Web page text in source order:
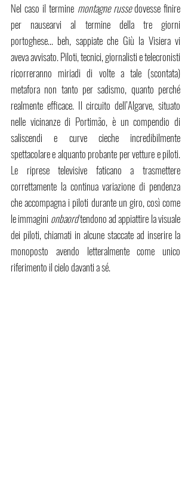
Nel caso il termine montagne russe dovesse finire
per nausearvi al termine della tre giorni
portoghese… beh, sappiate che Giù la Visiera vi
aveva avvisato. Piloti, tecnici, giornalisti e telecronisti
ricorreranno miriadi di volte a tale (scontata)
metafora non tanto per sadismo, quanto perché
realmente efficace. Il circuito dell’Algarve, situato
nelle vicinanze di Portimão, è un compendio di
saliscendi e curve cieche incredibilmente
spettacolare e alquanto probante per vetture e piloti.
Le riprese televisive faticano a trasmettere
correttamente la continua variazione di pendenza
che accompagna i piloti durante un giro, così come
le immagini onbaord tendono ad appiattire la visuale
dei piloti, chiamati in alcune staccate ad inserire la
monoposto avendo letteralmente come unico
riferimento il cielo davanti a sé.